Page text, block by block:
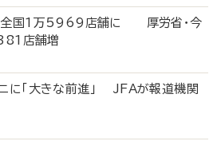
全国1万5969店舗に 厚労省・今
店舗増
に「大きな前進」 JFAが報道機関